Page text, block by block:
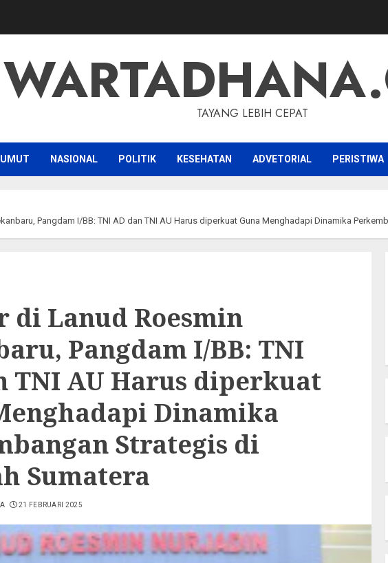
TAYANG LEBIH CEPAT
NASIONAL POLITIK KESEHATAN ADVETORIAL PERISTIWA
Pangdam I/BB: TNI AD dan TNI AU Harus diperkuat Guna Menghadapi Dinamika
di Lanud Roesmin
Pangdam I/BB: TNI
TNI AU Harus diperkuat
Dinamika
Strategis di
Sumatera
21 FEBRUARI 2025